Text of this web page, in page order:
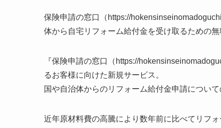
保険申請の窓口（https://
体から自宅リフォーム給付金を受け取るための無
『保険申請の窓口（https://
るお客様に向けた新規サービス。
国や自治体からのリフォーム給付金申請につい
近年原材料費の高騰により数年前に比べてリフ